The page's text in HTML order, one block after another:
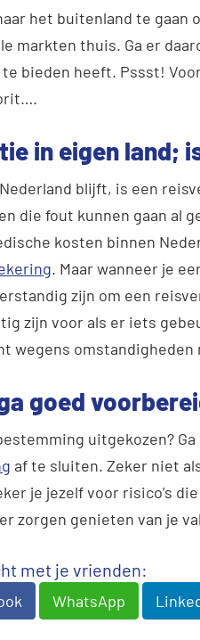
het buitenland te gaan
markten thuis. Ga er
bieden heeft. Pssst!
in eigen land;
blijft, is een
die fout kunnen gaan al
kosten binnen
. Maar wanneer je
zijn om een
zijn voor als er iets
wegens omstandigheden
goed
uitgekozen?
af te sluiten. Zeker niet
je jezelf voor risico’s
zorgen genieten van je
met je vrienden:
WhatsApp